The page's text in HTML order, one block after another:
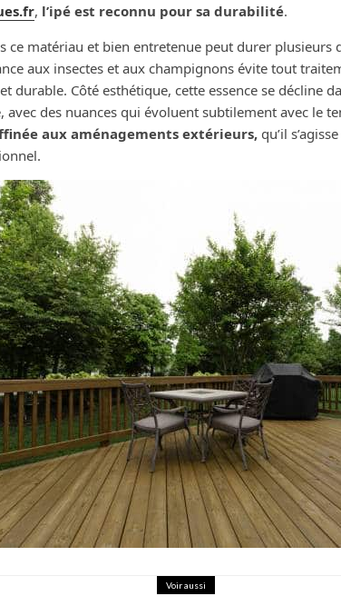
, l’ipé est reconnu pour sa durabilité.
ce matériau et bien entretenue peut durer plusieurs
aux insectes et aux champignons évite tout
durable. Côté esthétique, cette essence se décline
avec des nuances qui évoluent subtilement avec le
aux aménagements extérieurs, qu’il
Voir aussi